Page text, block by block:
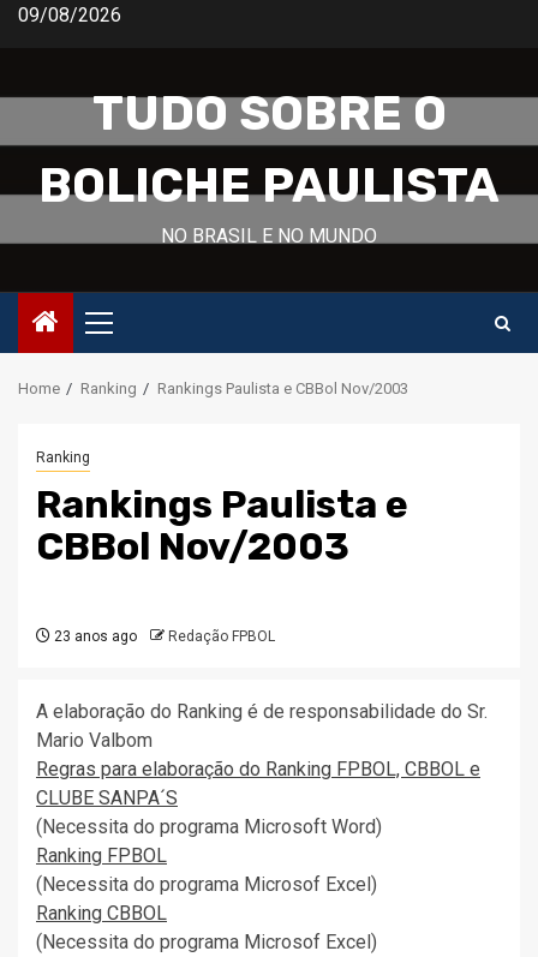
Skip09/08/2026
TUDO SOBRE O
BOLICHE PAULISTA
NO BRASIL E NO MUNDO
Primary
Menu
Home Ranking Rankings Paulista e CBBol Nov/2003
Ranking
Rankings Paulista e
CBBol Nov/2003
23 anos ago Redação FPBOL
A elaboração do Ranking é de responsabilidade do Sr.
Mario Valbom
Regras para elaboração do Ranking FPBOL, CBBOL e
CLUBE SANPA´S
(Necessita do programa Microsoft Word)
Ranking FPBOL
(Necessita do programa Microsof Excel)
Ranking CBBOL
(Necessita do programa Microsof Excel)